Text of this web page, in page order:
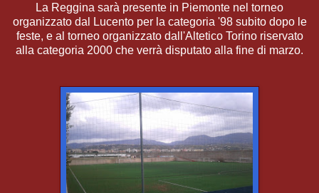
La Reggina sarà presente in Piemonte nel torneo
organizzato dal Lucento per la categoria '98 subito dopo le
feste, e al torneo organizzato dall'Altetico Torino riservato
alla categoria 2000 che verrà disputato alla fine di marzo.